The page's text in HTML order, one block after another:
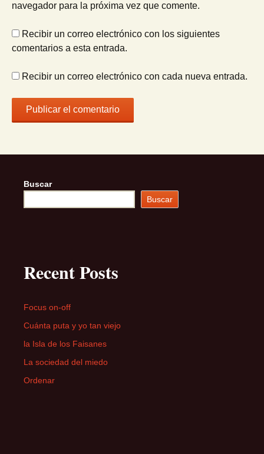
navegador para la próxima vez que comente.
Recibir un correo electrónico con los siguientes
comentarios a esta entrada.
Recibir un correo electrónico con cada nueva entrada.
Buscar
Buscar
Recent Posts
Focus on-off
Cuánta puta y yo tan viejo
la Isla de los Faisanes
La sociedad del miedo
Ordenar